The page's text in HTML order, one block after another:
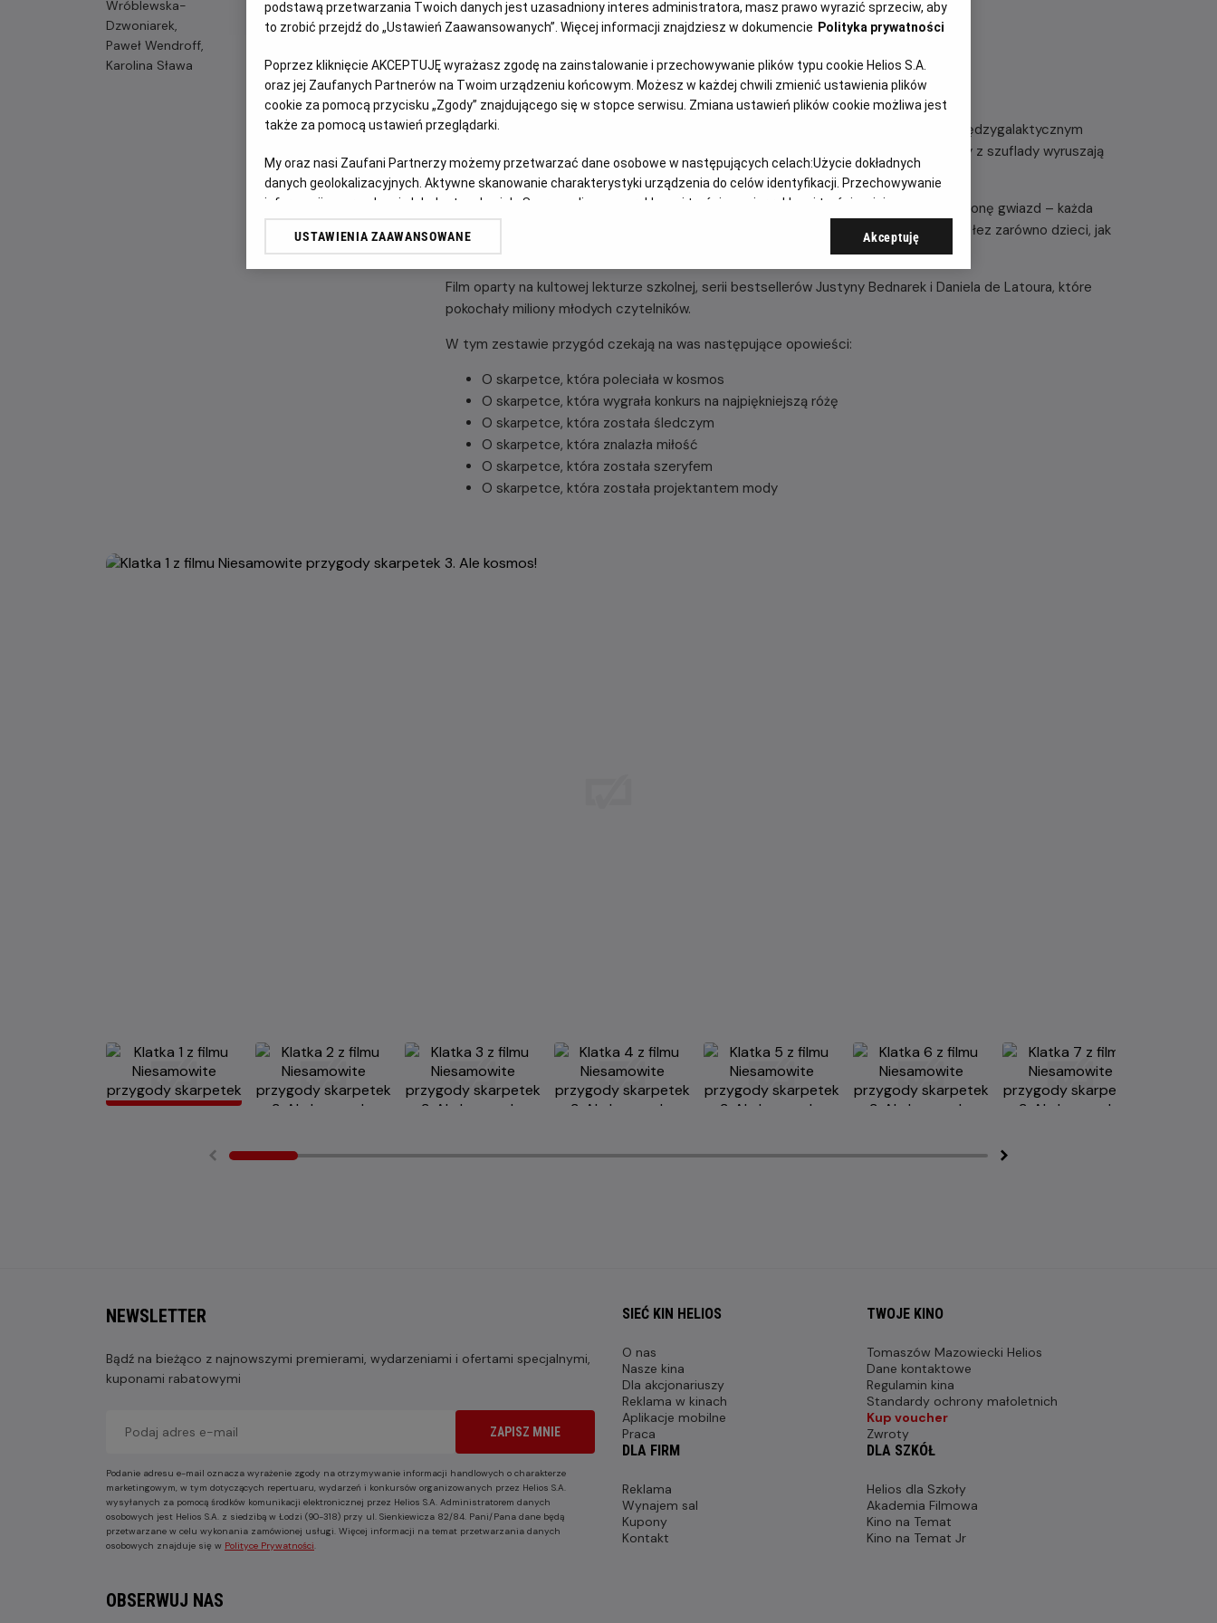
Wróblewska-
Dzwoniarek,
Paweł Wendroff,
Karolina Sława
DUBBING FILM POLSKI
OPIS FILMU
Czy skarpetka może zostać przebiegłym szeryfem, genialnym detektywem lub… międzygalaktycznym
podróżnikiem? Oczywiście! W najnowszej odsłonie kinowych przygód ulubione urwisy z szuflady wyruszają
na podbój nieznanych światów.
Od pojedynków w samo południe, przez wybiegi mody, aż po rakiety startujące w stronę gwiazd – każda
opowieść to zastrzyk pozytywnej energii i abstrakcyjnego humoru, który rozbawi do łez zarówno dzieci, jak
i dorosłych.
Film oparty na kultowej lekturze szkolnej, serii bestsellerów Justyny Bednarek i Daniela de Latoura, które
pokochały miliony młodych czytelników.
W tym zestawie przygód czekają na was następujące opowieści:
O skarpetce, która poleciała w kosmos
O skarpetce, która wygrała konkurs na najpiękniejszą różę
O skarpetce, która została śledczym
O skarpetce, która znalazła miłość
O skarpetce, która została szeryfem
O skarpetce, która została projektantem mody
NEWSLETTER
Bądź na bieżąco z najnowszymi premierami, wydarzeniami i ofertami specjalnymi,
kuponami rabatowymi
ZAPISZ MNIE
Podanie adresu e-mail oznacza wyrażenie zgody na otrzymywanie informacji handlowych o charakterze
marketingowym, w tym dotyczących repertuaru, wydarzeń i konkursów organizowanych przez Helios S.A.
wysyłanych za pomocą środków komunikacji elektronicznej przez Helios S.A. Administratorem danych
osobowych jest Helios S.A. z siedzibą w Łodzi (90-318) przy ul. Sienkiewicza 82/84. Pani/Pana dane będą
przetwarzane w celu wykonania zamówionej usługi. Więcej informacji na temat przetwarzania danych
osobowych znajduje się w Polityce Prywatności.
OBSERWUJ NAS
SIEĆ KIN HELIOS
O nas
Nasze kina
Dla akcjonariuszy
Reklama w kinach
Aplikacje mobilne
Praca
TWOJE KINO
Tomaszów Mazowiecki Helios
Dane kontaktowe
Regulamin kina
Standardy ochrony małoletnich
Kup voucher
Zwroty
DLA FIRM
Reklama
Wynajem sal
Kupony
Kontakt
DLA SZKÓŁ
Helios dla Szkoły
Akademia Filmowa
Kino na Temat
Kino na Temat Jr
podstawą przetwarzania Twoich danych jest uzasadniony interes administratora, masz prawo wyrazić sprzeciw, aby
to zrobić przejdź do „Ustawień Zaawansowanych”. Więcej informacji znajdziesz w dokumencie Polityka prywatności
Poprzez kliknięcie AKCEPTUJĘ wyrażasz zgodę na zainstalowanie i przechowywanie plików typu cookie Helios S.A.
oraz jej Zaufanych Partnerów na Twoim urządzeniu końcowym. Możesz w każdej chwili zmienić ustawienia plików
cookie za pomocą przycisku „Zgody” znajdującego się w stopce serwisu. Zmiana ustawień plików cookie możliwa jest
także za pomocą ustawień przeglądarki.
My oraz nasi Zaufani Partnerzy możemy przetwarzać dane osobowe w następujących celach:Użycie dokładnych
danych geolokalizacyjnych. Aktywne skanowanie charakterystyki urządzenia do celów identyfikacji. Przechowywanie
informacji na urządzeniu lub dostęp do nich. Spersonalizowane reklamy i treści, pomiar reklam i treści, opinie
odbiorców i ulepszanie usług.
USTAWIENIA ZAAWANSOWANE Akceptuję